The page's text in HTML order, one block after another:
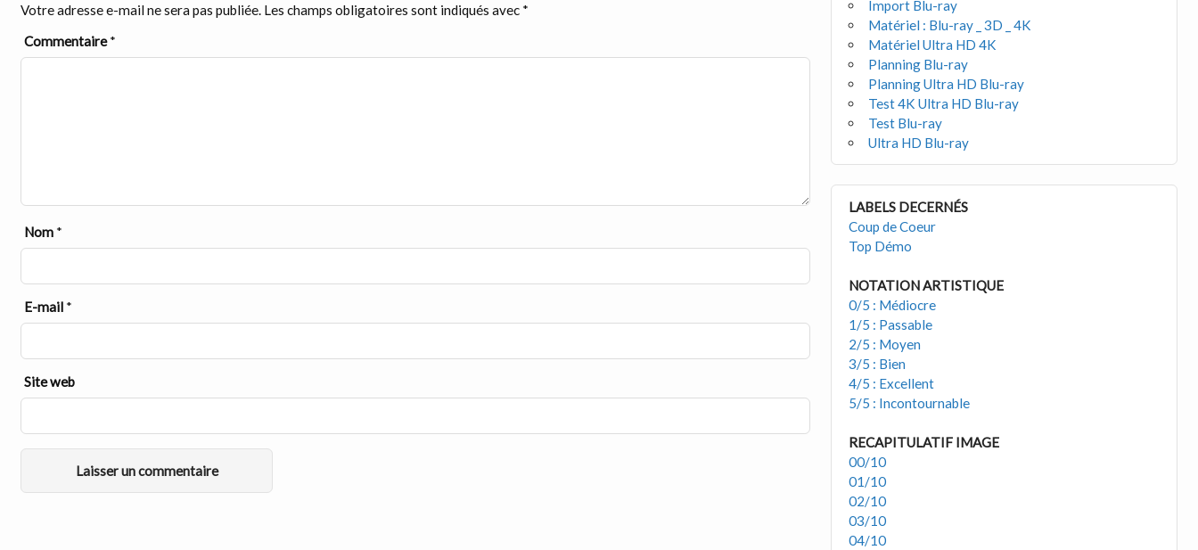
Votre adresse e-mail ne sera pas publiée. Les champs obligatoires sont indiqués avec *
Commentaire*
Nom *
E-mail *
Site web
Import Blu-ray
Matériel : Blu-ray _ 3D _ 4K
Matériel Ultra HD 4K
Planning Blu-ray
Planning Ultra HD Blu-ray
Test 4K Ultra HD Blu-ray
Test Blu-ray
Ultra HD Blu-ray
LABELS DECERNÉS
Coup de Coeur
Top Démo
NOTATION ARTISTIQUE
0/5 : Médiocre
1/5 : Passable
2/5 : Moyen
3/5 : Bien
4/5 : Excellent
5/5 : Incontournable
RECAPITULATIF IMAGE
00/10
01/10
02/10
03/10
04/10